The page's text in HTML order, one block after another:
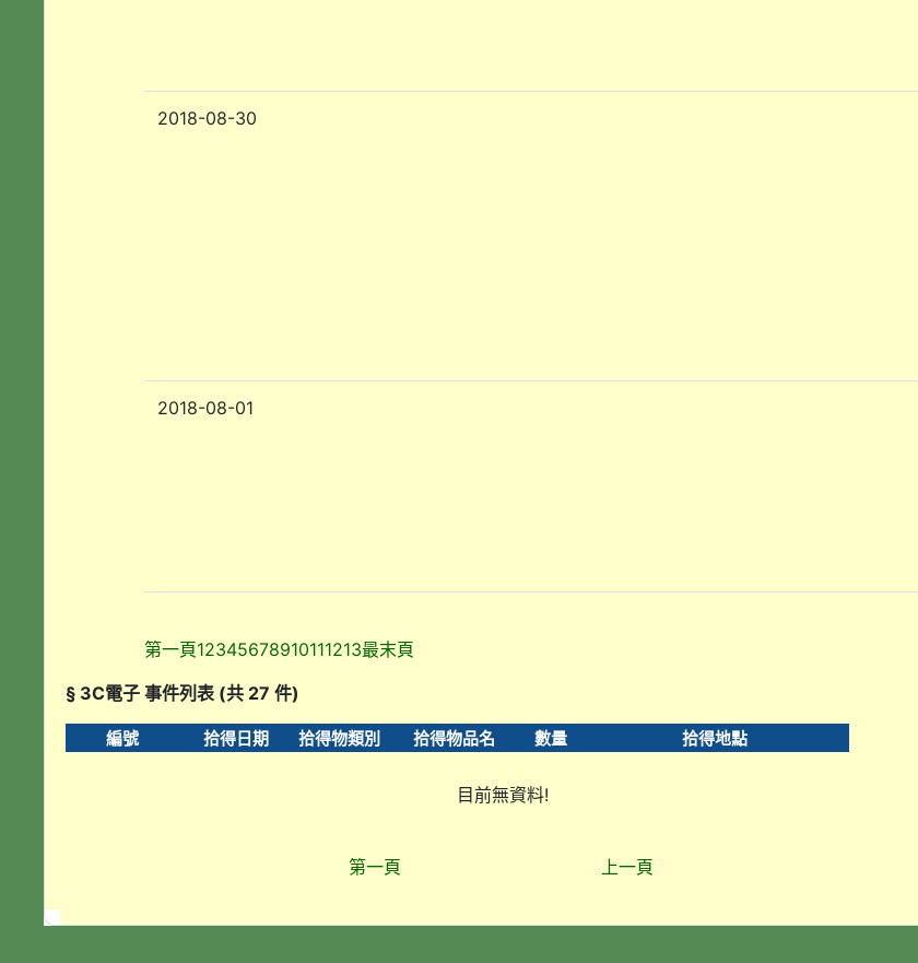
2018-08-30
2018-08-01
第一頁12345678910111213最末頁
§ 3C電子 事件列表 (共 27 件)
編號 拾得日期 拾得物類別 拾得物品名 數量 拾得地點
目前無資料!
第一頁 上一頁